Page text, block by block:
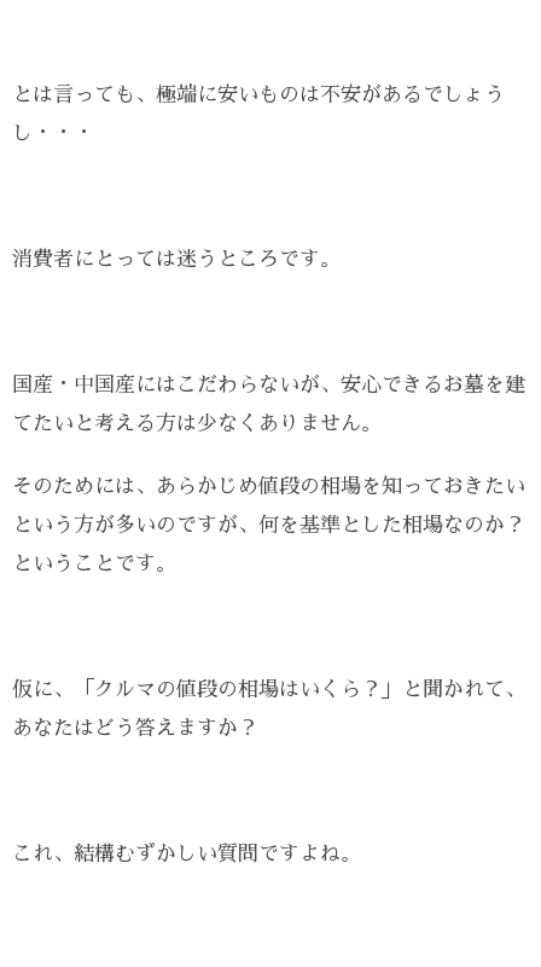
とは言っても、極端に安いものは不安があるでしょう
し・・・
消費者にとっては迷うところです。
国産・中国産にはこだわらないが、安心できるお墓を建
てたいと考える方は少なくありません。
そのためには、あらかじめ値段の相場を知っておきたい
という方が多いのですが、何を基準とした相場なのか？
ということです。
仮に、「クルマの値段の相場はいくら？」と聞かれて、
あなたはどう答えますか？
これ、結構むずかしい質問ですよね。